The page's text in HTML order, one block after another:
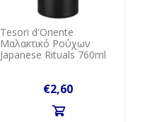
Tesori d'Oriente
Μαλακτικό Ρούχων
Japanese Rituals 760ml
€2,60